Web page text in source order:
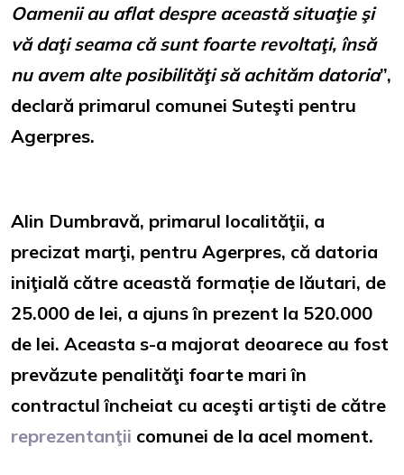
Oamenii au aflat despre această situaţie şi
vă daţi seama că sunt foarte revoltaţi, însă
nu avem alte posibilităţi să achităm datoria”,
declară primarul comunei Suteşti pentru
Agerpres.
Alin Dumbravă, primarul localităţii, a
precizat marţi, pentru Agerpres, că datoria
iniţială către această formație de lăutari, de
25.000 de lei, a ajuns în prezent la 520.000
de lei. Aceasta s-a majorat deoarece au fost
prevăzute penalităţi foarte mari în
contractul încheiat cu aceşti artişti de către
reprezentanţii comunei de la acel moment.